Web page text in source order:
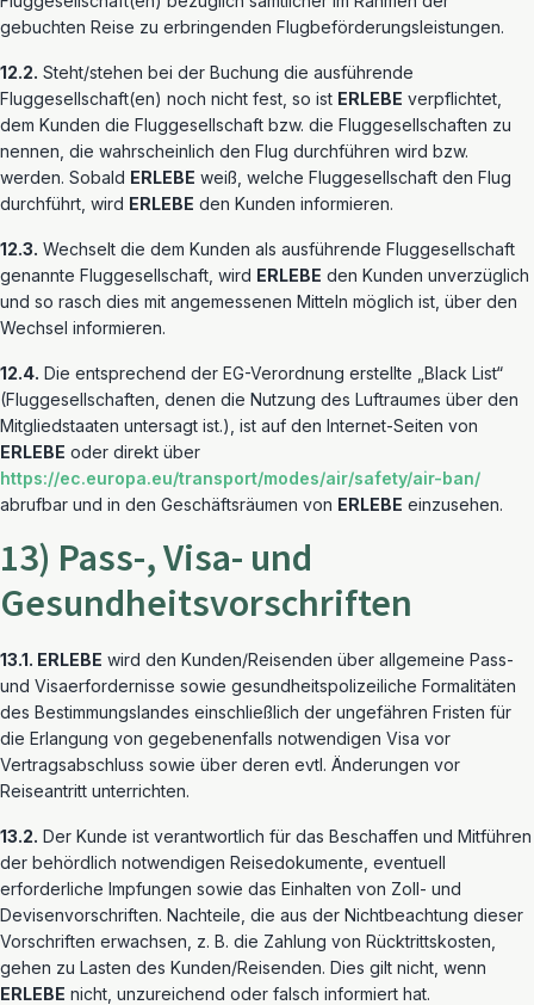
gebuchten Reise zu erbringenden Flugbeförderungsleistungen.
12.2. Steht/stehen bei der Buchung die ausführende
Fluggesellschaft(en) noch nicht fest, so ist ERLEBE verpflichtet,
dem Kunden die Fluggesellschaft bzw. die Fluggesellschaften zu
nennen, die wahrscheinlich den Flug durchführen wird bzw.
werden. Sobald ERLEBE weiß, welche Fluggesellschaft den Flug
durchführt, wird ERLEBE den Kunden informieren.
12.3. Wechselt die dem Kunden als ausführende Fluggesellschaft
genannte Fluggesellschaft, wird ERLEBE den Kunden unverzüglich
und so rasch dies mit angemessenen Mitteln möglich ist, über den
Wechsel informieren.
12.4. Die entsprechend der EG-Verordnung erstellte „Black List“
(Fluggesellschaften, denen die Nutzung des Luftraumes über den
Mitgliedstaaten untersagt ist.), ist auf den Internet-Seiten von
ERLEBE oder direkt über
https://ec.europa.eu/transport/modes/air/safety/air-ban/
abrufbar und in den Geschäftsräumen von ERLEBE einzusehen.
13) Pass-, Visa- und
Gesundheitsvorschriften
13.1. ERLEBE wird den Kunden/Reisenden über allgemeine Pass-
und Visaerfordernisse sowie gesundheitspolizeiliche Formalitäten
des Bestimmungslandes einschließlich der ungefähren Fristen für
die Erlangung von gegebenenfalls notwendigen Visa vor
Vertragsabschluss sowie über deren evtl. Änderungen vor
Reiseantritt unterrichten.
13.2. Der Kunde ist verantwortlich für das Beschaffen und Mitführen
der behördlich notwendigen Reisedokumente, eventuell
erforderliche Impfungen sowie das Einhalten von Zoll- und
Devisenvorschriften. Nachteile, die aus der Nichtbeachtung dieser
Vorschriften erwachsen, z. B. die Zahlung von Rücktrittskosten,
gehen zu Lasten des Kunden/Reisenden. Dies gilt nicht, wenn
ERLEBE nicht, unzureichend oder falsch informiert hat.